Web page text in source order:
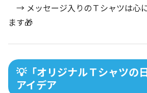
→ メッセージ入りのＴシャツは心
ます🎁
💡「オリジナルＴシャツの
アイデア